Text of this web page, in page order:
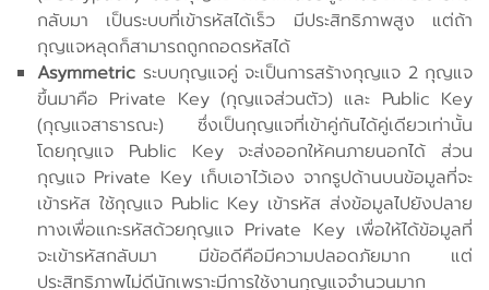
กลับมา เป็นระบบที่เข้ารหัสได้เร็ว มีประสิทธิภาพสูง แต่ถ้า
กุญแจหลุดก็สามารถถูกถอดรหัสได้
Asymmetric ระบบกุญแจคู่ จะเป็นการสร้างกุญแจ 2 กุญแจ
ขึ้นมาคือ Private Key (กุญแจส่วนตัว) และ Public Key
(กุญแจสาธารณะ) ซึ่งเป็นกุญแจที่เข้าคู่กันได้คู่เดียวเท่านั้น
โดยกุญแจ Public Key จะส่งออกให้คนภายนอกได้ ส่วน
กุญแจ Private Key เก็บเอาไว้เอง จากรูปด้านบนข้อมูลที่จะ
เข้ารหัส ใช้กุญแจ Public Key เข้ารหัส ส่งข้อมูลไปยังปลาย
ทางเพื่อแกะรหัสด้วยกุญแจ Private Key เพื่อให้ได้ข้อมูลที่
จะเข้ารหัสกลับมา มีข้อดีคือมีความปลอดภัยมาก แต่
ประสิทธิภาพไม่ดีนักเพราะมีการใช้งานกุญแจจำนวนมาก